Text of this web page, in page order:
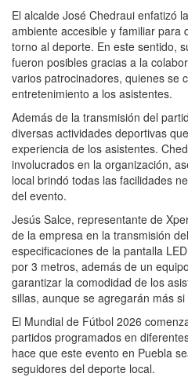
El alcalde José Chedraui enfatizó
ambiente accesible y familiar para
torno al deporte. En este sentido,
fueron posibles gracias a la
varios patrocinadores, quienes se
entretenimiento a los asistentes.
Además de la transmisión del
diversas actividades deportivas
experiencia de los asistentes.
involucrados en la organización,
local brindó todas las facilidades
del evento.
Jesús Salce, representante de
de la empresa en la transmisión del
especificaciones de la pantalla
por 3 metros, además de un
garantizar la comodidad de los
sillas, aunque se agregarán más
El Mundial de Fútbol 2026
partidos programados en
hace que este evento en Puebla
seguidores del deporte local.